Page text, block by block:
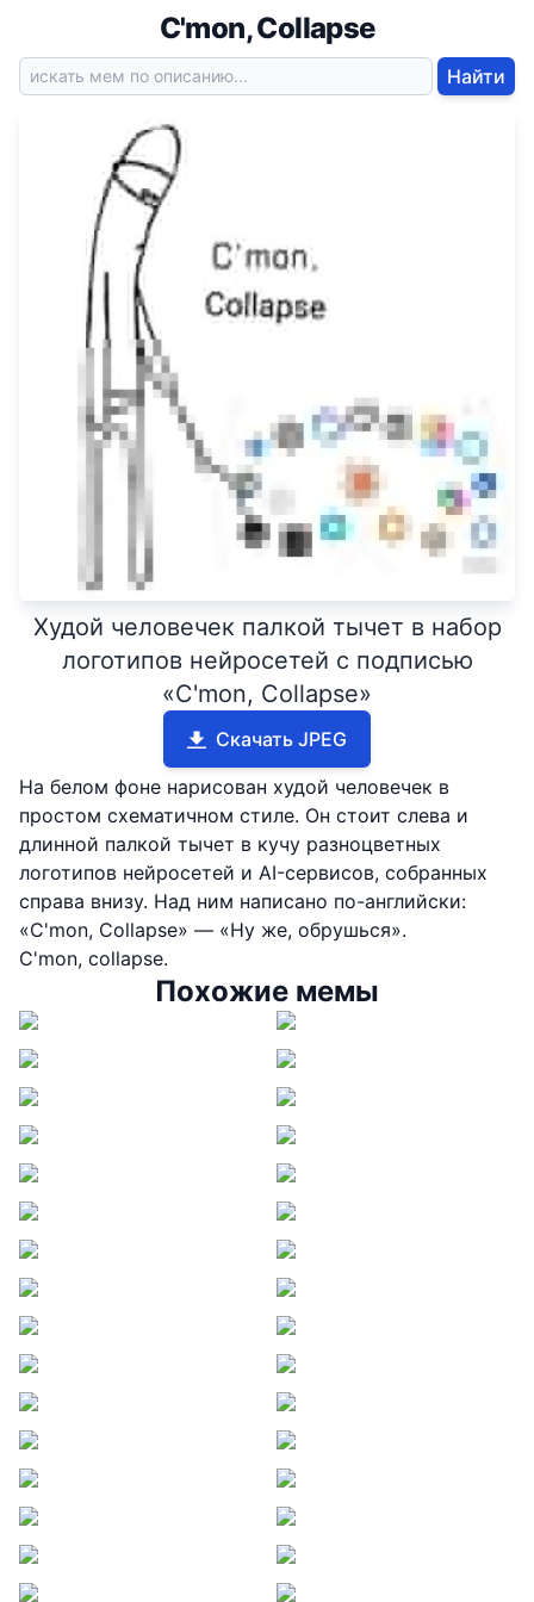
C'mon, Collapse
Найти
Худой человечек палкой тычет в набор
логотипов нейросетей с подписью
«C'mon, Collapse»
Скачать JPEG
На белом фоне нарисован худой человечек в
простом схематичном стиле. Он стоит слева и
длинной палкой тычет в кучу разноцветных
логотипов нейросетей и AI-сервисов, собранных
справа внизу. Над ним написано по-английски:
«C'mon, Collapse» — «Ну же, обрушься».
C'mon, collapse.
Похожие мемы